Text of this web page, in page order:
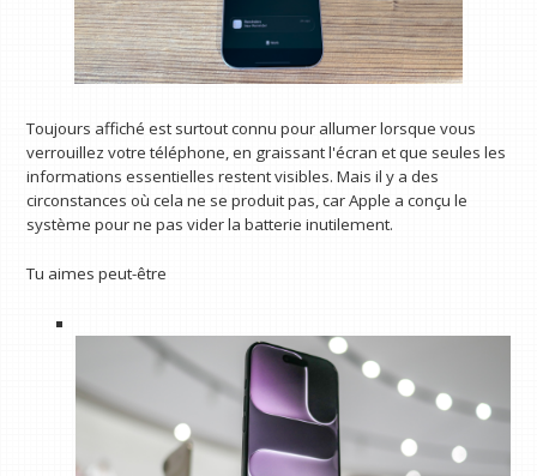
Toujours affiché est surtout connu pour allumer lorsque vous
verrouillez votre téléphone, en graissant l'écran et que seules les
informations essentielles restent visibles. Mais il y a des
circonstances où cela ne se produit pas, car Apple a conçu le
système pour ne pas vider la batterie inutilement.
Tu aimes peut-être